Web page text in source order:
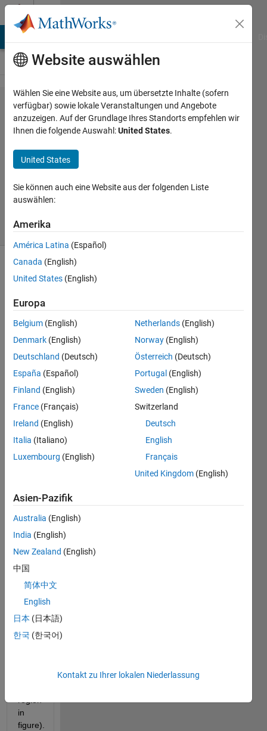
Weiter zum Inhalt
Problem
45341.
Newaz
27
2 likes
length
of the
side
of a
square
given.
Draw
4
quarter-
inside
the
4
corners
with
a
equal
to the
side
What
is the
area
in
figure).
Website auswählen
Wählen Sie eine Website aus, um übersetzte Inhalte (sofern
verfügbar) sowie lokale Veranstaltungen und Angebote
anzuzeigen. Auf der Grundlage Ihres Standorts empfehlen wir
Ihnen die folgende Auswahl:United States.
United States
Sie können auch eine Website aus der folgenden Liste
auswählen:
Amerika
América Latina (Español)
Canada (English)
United States (English)
Europa
Belgium (English)
Denmark (English)
Deutschland (Deutsch)
España (Español)
Finland (English)
France (Français)
Ireland (English)
Italia (Italiano)
Luxembourg (English)
Netherlands (English)
Norway (English)
Österreich (Deutsch)
Portugal (English)
Sweden (English)
Switzerland
Deutsch
English
Français
United Kingdom (English)
Asien-Pazifik
Australia (English)
India (English)
New Zealand (English)
中国
简体中文
English
日本 (日本語)
한국 (한국어)
Kontakt zu Ihrer lokalen Niederlassung